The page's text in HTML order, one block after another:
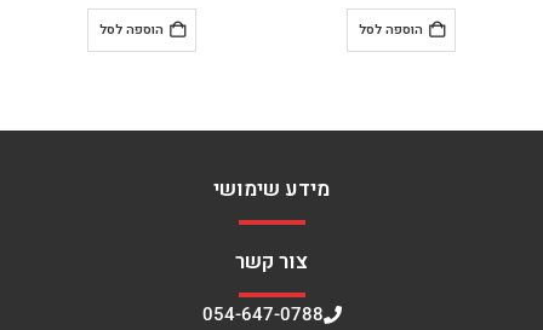
הוספה לסל הוספה לסל
מידע שימושי
צור קשר
054-647-0788